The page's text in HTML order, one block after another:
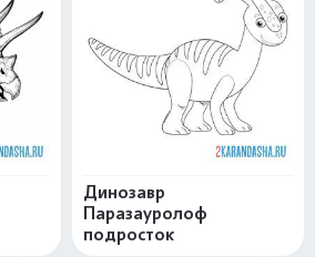
Динозавр
Паразауролоф
подросток